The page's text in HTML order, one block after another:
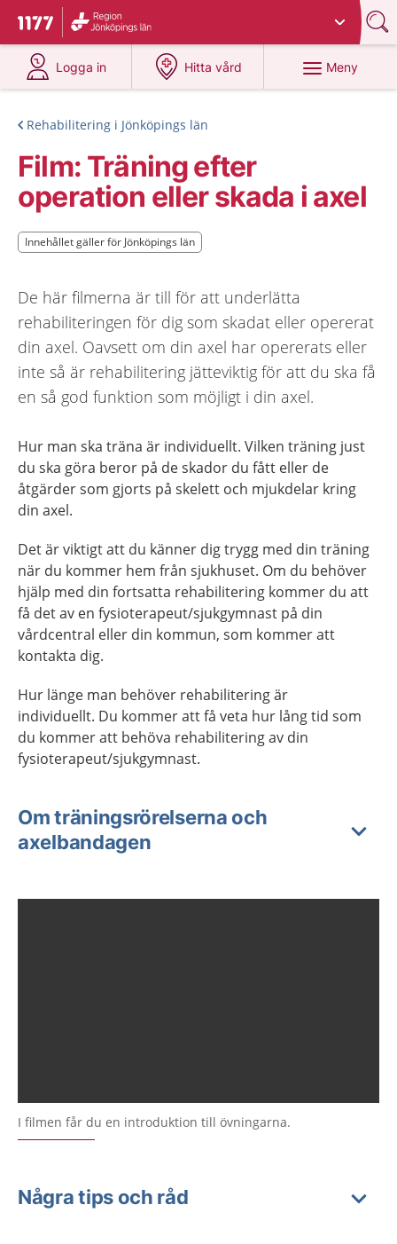
Till startsidan för 1177
Du har valt region
Logga in
på 1177.se
Hitta vård
på 1177.se
Meny
Rehabilitering i Jönköpings län
Film: Träning efter
operation eller skada i axel
Innehållet gäller för Jönköpings län
Innehållet gäller för Jönköpings län
De här filmerna är till för att underlätta
rehabiliteringen för dig som skadat eller opererat
din axel. Oavsett om din axel har opererats eller
inte så är rehabilitering jätteviktig för att du ska få
en så god funktion som möjligt i din axel.
Hur man ska träna är individuellt. Vilken träning just
du ska göra beror på de skador du fått eller de
åtgärder som gjorts på skelett och mjukdelar kring
din axel.
Det är viktigt att du känner dig trygg med din träning
när du kommer hem från sjukhuset. Om du behöver
hjälp med din fortsatta rehabilitering kommer du att
få det av en fysioterapeut/sjukgymnast på din
vårdcentral eller din kommun, som kommer att
kontakta dig.
Hur länge man behöver rehabilitering är
individuellt. Du kommer att få veta hur lång tid som
du kommer att behöva rehabilitering av din
fysioterapeut/sjukgymnast.
Om träningsrörelserna och
axelbandagen
I filmen får du en introduktion till övningarna.
Några tips och råd